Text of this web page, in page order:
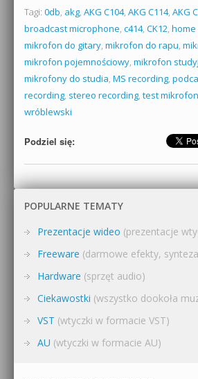
Tagi: 0db, akg, AKG C104, AKG C114, AKG
broadcast microphone, c414, CK12, home
mikrofon do gitary, mikrofon do rapu,
mikrofon pojemnościowy, mikrofon
mikrofony do studia, MS recording,
recording, stereo recording, test
wróblewski
Podziel się:
POPULARNE TEMATY
Prezentacje wideo (prezentacje
Freeware (darmowe efekty,
Hardware (sprzęt audio)
Ciekawostki (wszystko dookoła
VST (wtyczki w formacie VST)
AU (wtyczki w formacie AU)